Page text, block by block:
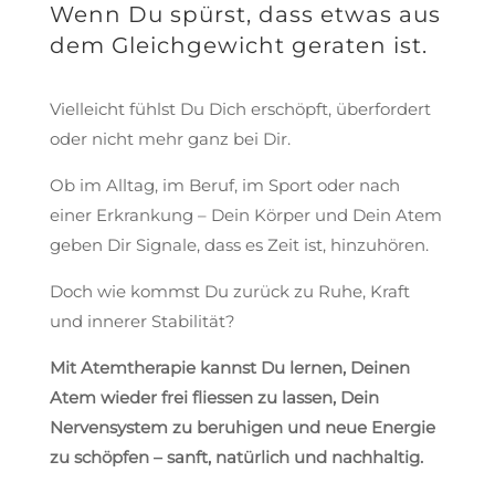
Wenn Du spürst, dass etwas aus
dem Gleichgewicht geraten ist.
Vielleicht fühlst Du Dich erschöpft, überfordert
oder nicht mehr ganz bei Dir.
Ob im Alltag, im Beruf, im Sport oder nach
einer Erkrankung – Dein Körper und Dein Atem
geben Dir Signale, dass es Zeit ist, hinzuhören.
Doch wie kommst Du zurück zu Ruhe, Kraft
und innerer Stabilität?
Mit Atemtherapie kannst Du lernen, Deinen
Atem wieder frei fliessen zu lassen, Dein
Nervensystem zu beruhigen und neue Energie
zu schöpfen – sanft, natürlich und nachhaltig.